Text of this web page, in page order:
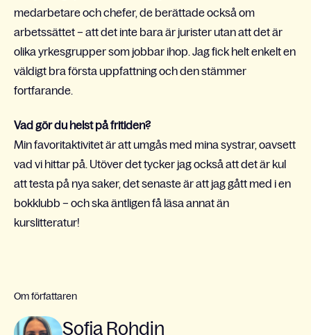
medarbetare och chefer, de berättade också om
arbetssättet – att det inte bara är jurister utan att det är
olika yrkesgrupper som jobbar ihop. Jag fick helt enkelt en
väldigt bra första uppfattning och den stämmer
fortfarande.
Vad gör du helst på fritiden?
Min favoritaktivitet är att umgås med mina systrar, oavsett
vad vi hittar på. Utöver det tycker jag också att det är kul
att testa på nya saker, det senaste är att jag gått med i en
bokklubb – och ska äntligen få läsa annat än
kurslitteratur!
Om författaren
Sofia Rohdin